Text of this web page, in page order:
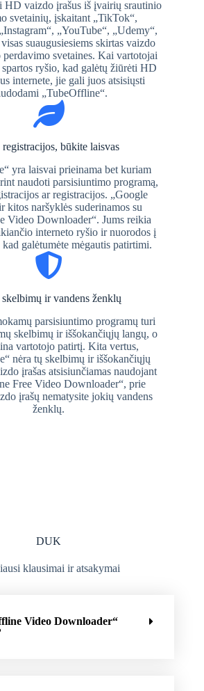
HD vaizdo įrašus iš įvairių srautinio
svetainių, įskaitant „TikTok“,
„YouTube“, „Udemy“,
suaugusiesiems skirtas vaizdo
perdavimo svetaines. Kai vartotojai
ryšio, kad galėtų žiūrėti HD
internete, jie gali juos atsisiųsti
„TubeOffline“.
registracijos, būkite laisvas
yra laisvai prieinama bet kuriam
naudoti parsisiuntimo programą,
ar registracijos. „Google
kitos naršyklės suderinamos su
Video Downloader“. Jums reikia
interneto ryšio ir nuorodos į
galėtumėte mėgautis patirtimi.
ir vandens ženklų
parsisiuntimo programų turi
skelbimų ir iššokančiųjų langų, o
vartotojo patirtį. Kita vertus,
nėra tų skelbimų ir iššokančiųjų
įrašas atsisiunčiamas naudojant
Free Video Downloader“, prie
įrašų nematysite jokių vandens
ženklų.
DUK
klausimai ir atsakymai
Video Downloader“